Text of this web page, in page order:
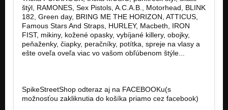
štýl, RAMONES, Sex Pistols, A.C.A.B., Motorhead, BLINK
182, Green day, BRING ME THE HORIZON, ATTICUS,
Famous Stars And Straps, HURLEY, Macbeth, IRON
FIST, mikiny, kožené opasky, vybíjané killery, obojky,
peňaženky, čiapky, peračníky, potítka, spreje na vlasy a
ešte oveľa oveľa viac vo vašom obľúbenom štýle...
SpikeStreetShop odteraz aj na FACEBOOKu(s
možnosťou zakliknutia do košíka priamo cez facebook)